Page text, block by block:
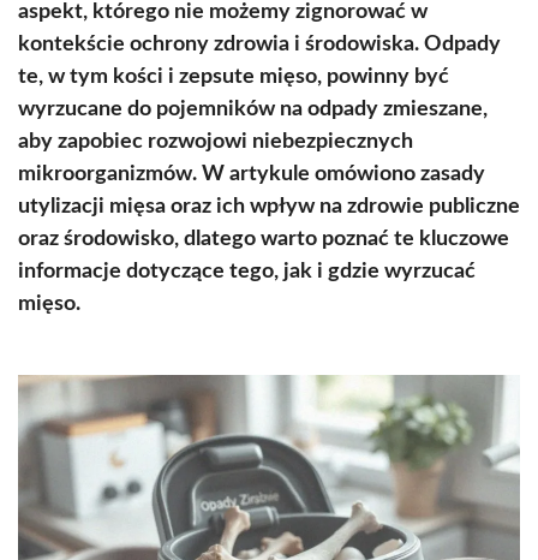
aspekt, którego nie możemy zignorować w
kontekście ochrony zdrowia i środowiska. Odpady
te, w tym kości i zepsute mięso, powinny być
wyrzucane do pojemników na odpady zmieszane,
aby zapobiec rozwojowi niebezpiecznych
mikroorganizmów. W artykule omówiono zasady
utylizacji mięsa oraz ich wpływ na zdrowie publiczne
oraz środowisko, dlatego warto poznać te kluczowe
informacje dotyczące tego, jak i gdzie wyrzucać
mięso.